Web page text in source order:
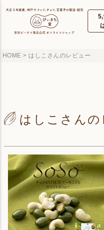
HOME はしこさんのレビュー
はしこさんの